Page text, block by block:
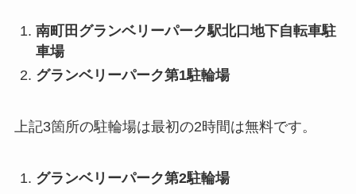
南町田グランベリーパーク駅北口地下自転車駐
車場
グランベリーパーク第1駐輪場
上記3箇所の駐輪場は最初の2時間は無料です。
グランベリーパーク第2駐輪場